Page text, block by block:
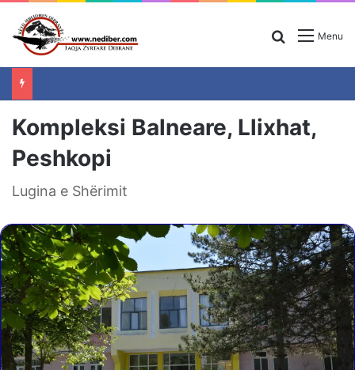
Menu
Search for
Kompleksi Balneare, Llixhat,
Peshkopi
Lugina e Shërimit